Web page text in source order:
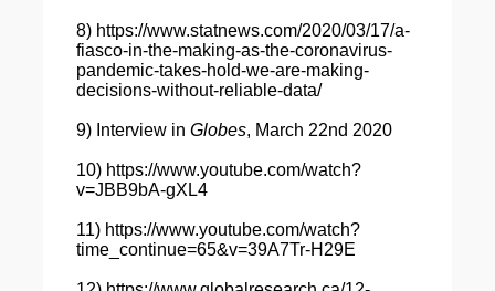
8) https://www.statnews.com/2020/03/17/a-
fiasco-in-the-making-as-the-coronavirus-
pandemic-takes-hold-we-are-making-
decisions-without-reliable-data/
9) Interview in Globes, March 22nd 2020
10) https://www.youtube.com/watch?
v=JBB9bA-gXL4
11) https://www.youtube.com/watch?
time_continue=65&v=39A7Tr-H29E